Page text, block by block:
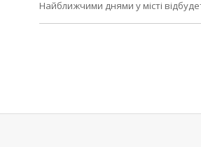
Найближчими днями у місті